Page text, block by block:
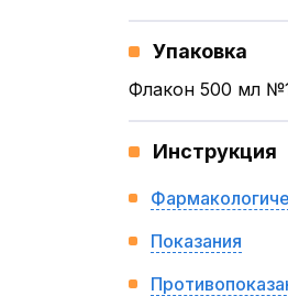
Упаковка
Флакон 500 мл
Инструкция
Показания